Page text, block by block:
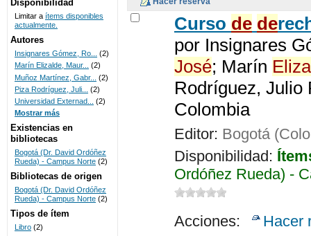
BIBLIOTECAS
UNICOC
Curso de de
por Insignares
José; Marín
Rodríguez,
Colombia
Editor: Bogotá
Disponibilidad:
Ordóñez Rueda) -
Acciones: Hacer
Disponibilidad
Limitar a ítems disponibles
actualmente.
Autores
Insignares Gómez, Ro...
(2)
Marín Elizalde, Maur... (2)
Muñoz Martínez, Gabr...
(2)
Piza Rodríguez, Juli...
(2)
Universidad Externad...
(2)
Mostrar más
Existencias en
bibliotecas
Bogotá (Dr. David Ordóñez
Rueda) - Campus Norte (2)
Bibliotecas de origen
Bogotá (Dr. David Ordóñez
Rueda) - Campus Norte (2)
Tipos de ítem
Libro (2)